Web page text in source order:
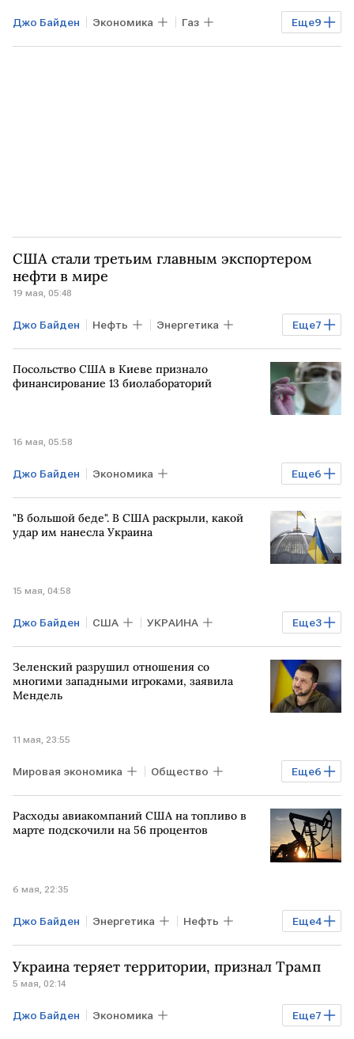
Еще9
Джо Байден Экономика Газ
Мировая экономика ГЕРМАНИЯ
США стали третьим главным экспортером
нефти в мире
19 мая, 05:48
Еще7
Джо Байден Нефть Энергетика
Экономика США ТЕХАС
БЛИЖНИЙ ВОСТОК Финам
Посольство США в Киеве признало
финансирование 13 биолабораторий
16 мая, 05:58
Еще6
Джо Байден Экономика
Мировая экономика Общество
США УКРАИНА
"В большой беде". В США раскрыли, какой
удар им нанесла Украина
15 мая, 04:58
Еще3
Джо Байден США УКРАИНА
Дональд Трамп Сергей Лавров
РОССИЯ
Зеленский разрушил отношения со
многими западными игроками, заявила
Мендель
11 мая, 23:55
Еще6
Мировая экономика Общество
США ЗАПАД ВАШИНГТОН
Владимир Зеленский
МВФ
Расходы авиакомпаний США на топливо в
марте подскочили на 56 процентов
6 мая, 22:35
Еще4
Джо Байден Энергетика Нефть
Мировая экономика США ИРАН
Ормузский пролив
Украина теряет территории, признал Трамп
5 мая, 02:14
Еще7
Джо Байден Экономика